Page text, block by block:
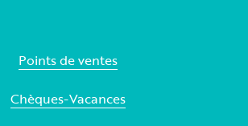
Points de ventes
Chèques-Vacances